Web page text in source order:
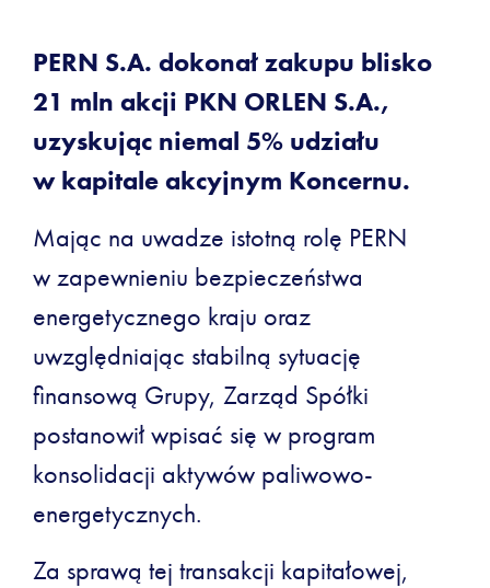
PERN S.A. dokonał zakupu blisko
21 mln akcji PKN ORLEN S.A.,
uzyskując niemal 5% udziału
w kapitale akcyjnym Koncernu.
Mając na uwadze istotną rolę PERN
w zapewnieniu bezpieczeństwa
energetycznego kraju oraz
uwzględniając stabilną sytuację
finansową Grupy, Zarząd Spółki
postanowił wpisać się w program
konsolidacji aktywów paliwowo-
energetycznych.
Za sprawą tej transakcji kapitałowej,